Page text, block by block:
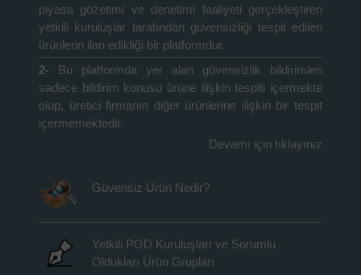
piyasa gözetimi ve denetimi faaliyeti gerçekleştiren
yetkili kuruluşlar tarafından güvensizliği tespit edilen
ürünlerin ilan edildiği bir platformdur.
2-
Bu platformda yer alan güvensizlik bildirimleri
sadece bildirim konusu ürüne ilişkin tespiti içermekte
olup, üretici firmanın diğer ürünlerine ilişkin bir tespit
içermemektedir.
Devamı için tıklayınız
Güvensiz Ürün Nedir?
Yetkili PGD Kuruluşları ve Sorumlu
Oldukları Ürün Grupları